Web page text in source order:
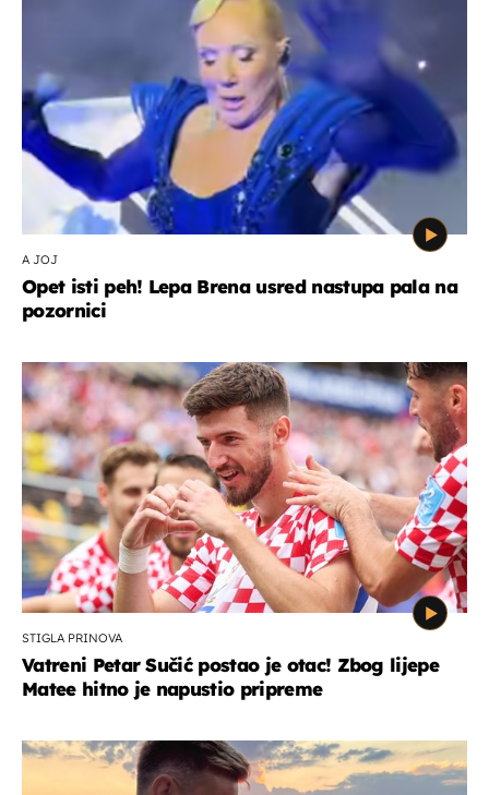
A JOJ
Opet isti peh! Lepa Brena usred nastupa pala na
pozornici
STIGLA PRINOVA
Vatreni Petar Sučić postao je otac! Zbog lijepe
Matee hitno je napustio pripreme